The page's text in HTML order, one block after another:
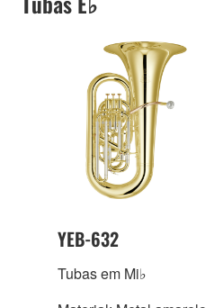
YEB-632
Tubas em Mi♭